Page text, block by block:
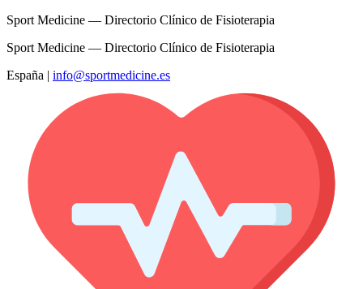
Sport Medicine — Directorio Clínico de Fisioterapia
Sport Medicine — Directorio Clínico de Fisioterapia
España | info@sportmedicine.es